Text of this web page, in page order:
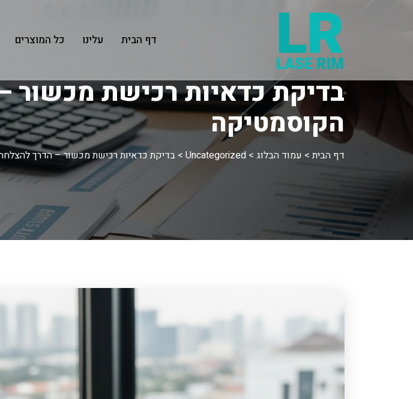
דף הבית עלינו כל המוצרים
בדיקת כדאיות רכישת מכשור
הקוסמטיקה
דף הבית> עמוד הבלוג >
Uncategorized
> בדיקת כדאיות רכישת מכשור – הדרך